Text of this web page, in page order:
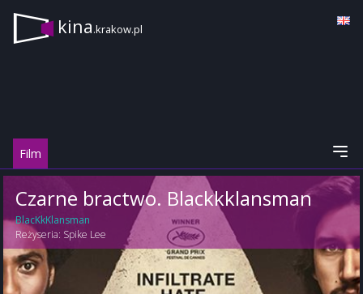
kina.krakow.pl
Film
Czarne bractwo. Blackkklansman
BlacKkKlansman
Reżyseria: Spike Lee